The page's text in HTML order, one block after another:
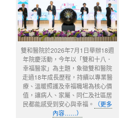
雙和醫院於2026年7月1日舉辦18週
年院慶活動，今年以「雙和十八．
幸福醫家」為主題，象徵雙和醫院
走過18年成長歷程，持續以專業醫
療、溫暖照護及幸福職場為核心價
值，讓病人、家屬、同仁及社區居
民都能感受到安心與幸福。
（更多
內容……）